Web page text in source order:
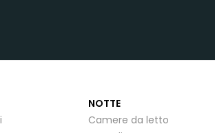
NOTTE
Camere da letto